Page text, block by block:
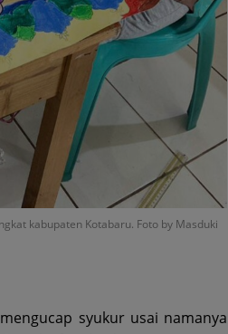
kabupaten Kotabaru. Foto by Masduki
syukur usai namanya